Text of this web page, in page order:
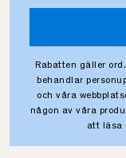
Rabatten gäller
behandlar
och våra
någon av våra
att läsa